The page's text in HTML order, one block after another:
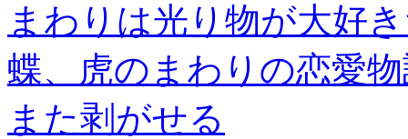
まわりは光り物が大好
蝶、虎のまわりの恋愛
また剥がせる